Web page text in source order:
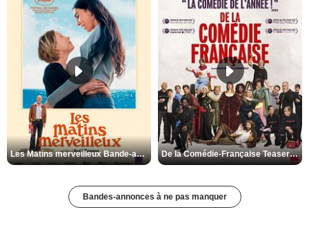
Les Matins merveilleux Bande-annonce VF De la Comédie-Française Teaser VF
Bandes-annonces à ne pas manquer